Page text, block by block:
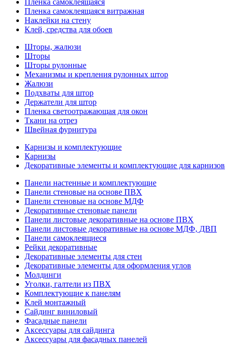
Пленка самоклеящаяся
Пленка самоклеящаяся витражная
Наклейки на стену
Клей, средства для обоев
Шторы, жалюзи
Шторы
Шторы рулонные
Механизмы и крепления рулонных штор
Жалюзи
Подхваты для штор
Держатели для штор
Пленка светоотражающая для окон
Ткани на отрез
Швейная фурнитура
Карнизы и комплектующие
Карнизы
Декоративные элементы и комплектующие для карнизов
Панели настенные и комплектующие
Панели стеновые на основе ПВХ
Панели стеновые на основе МДФ
Декоративные стеновые панели
Панели листовые декоративные на основе ПВХ
Панели листовые декоративные на основе МДФ, ДВП
Панели самоклеящиеся
Рейки декоративные
Декоративные элементы для стен
Декоративные элементы для оформления углов
Молдинги
Уголки, галтели из ПВХ
Комплектующие к панелям
Клей монтажный
Сайдинг виниловый
Фасадные панели
Аксессуары для сайдинга
Аксессуары для фасадных панелей